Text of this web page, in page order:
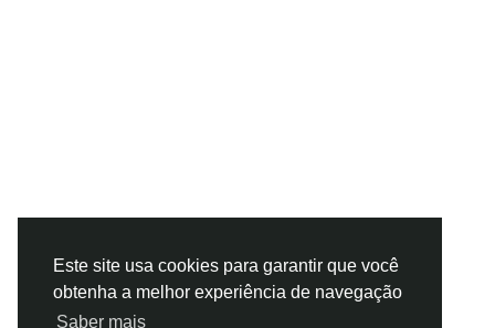
Este site usa cookies para garantir que você
obtenha a melhor experiência de navegação
Saber mais